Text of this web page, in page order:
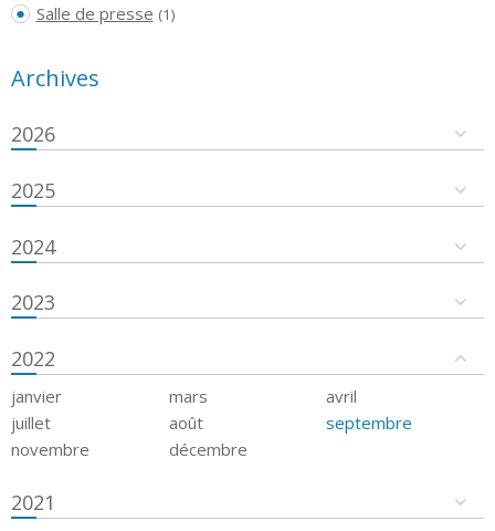
Salle de presse (1)
Archives
2026
2025
2024
2023
2022
janvier mars
avril
juillet
août
septembre
novembre
décembre
2021